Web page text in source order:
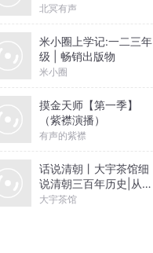
北冥有声
米小圈上学记:一二三年
级 | 畅销出版物
米小圈
摸金天师【第一季】
（紫襟演播）
有声的紫襟
话说清朝丨大宇茶馆细
说清朝三百年历史|从努
尔哈赤到末代皇帝溥仪|
大宇茶馆